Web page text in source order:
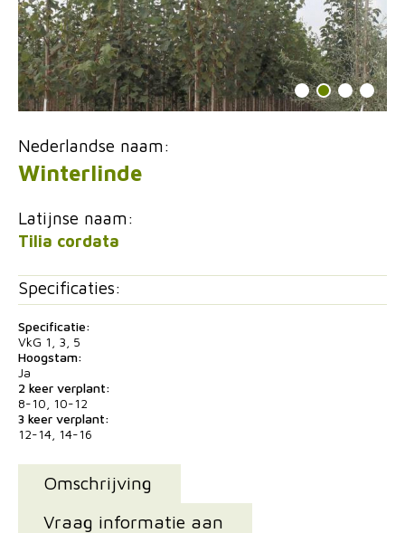
Nederlandse naam:
Winterlinde
Latijnse naam:
Tilia cordata
Specificaties:
Specificatie:
VkG 1, 3, 5
Hoogstam:
Ja
2 keer verplant:
8-10, 10-12
3 keer verplant:
12-14, 14-16
Omschrijving
Vraag informatie aan